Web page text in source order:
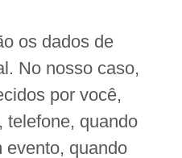
os dados de
No nosso caso,
por você,
telefone, quando
evento, quando